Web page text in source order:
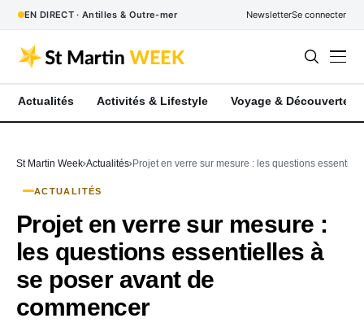
EN DIRECT · Antilles & Outre-mer NewsletterSe connecter
Actualités Activités & Lifestyle Voyage & Découverte
St Martin Week Actualités Projet en verre sur mesure : les questions
ACTUALITÉS
Projet en verre sur mesure :
les questions essentielles à
se poser avant de
commencer